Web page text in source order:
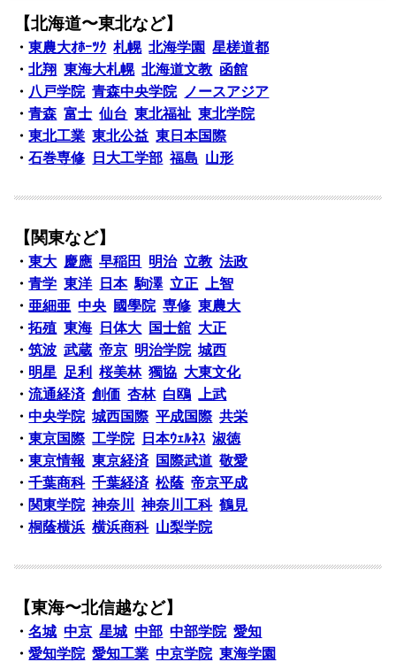
【北海道〜東北など】
・東農大ｵﾎｰﾂｸ 札幌 北海学園
星槎道都
・北翔 東海大札幌 北海道文教 函館
・ 八戸学院 青森中央学院
ノースアジア
・青森 富士 仙台 東北福祉 東北学院
・東北工業 東北公益 東日本国際
・石巻専修 日大工学部 福島 山形
【関東など】
・東大 慶應 早稲田 明治 立教 法政
・青学 東洋 日本 駒澤 立正 上智
・亜細亜 中央 國學院 専修 東農大
・拓殖 東海 日体大 国士舘 大正
・筑波 武蔵 帝京 明治学院 城西
・ 明星 足利 桜美林 獨協 大東文化
・流通経済 創価 杏林 白鴎 上武
・中央学院 城西国際 平成国際 共栄
・東京国際 工学院 日本ｳｪﾙﾈｽ 淑徳
・東京情報 東京経済 国際武道 敬愛
・千葉商科 千葉経済 松蔭 帝京平成
・ 関東学院 神奈川 神奈川工科 鶴見
・桐蔭横浜 横浜商科 山梨学院
【東海〜北信越など】
・名城 中京 星城 中部 中部学院 愛知
・愛知学院 愛知工業 中京学院 東海学園